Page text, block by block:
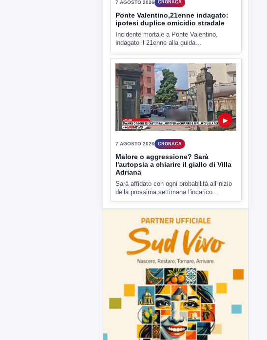
▶
7 AGOSTO 2026
Ponte Valentino,21enne indagato:
ipotesi duplice omicidio stradale
Incidente mortale a Ponte Valentino,
indagato il 21enne alla guida...
7 AGOSTO 2026 CRONACA
Malore o aggressione? Sarà
l'autopsia a chiarire il giallo di Villa
Adriana
Sarà affidato con ogni probabilità all'inizio
della prossima settimana l'incarico...